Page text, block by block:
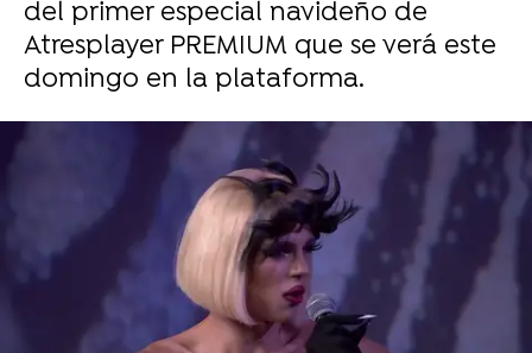
del primer especial navideño de
Atresplayer PREMIUM que se verá este
domingo en la plataforma.
atresplayer